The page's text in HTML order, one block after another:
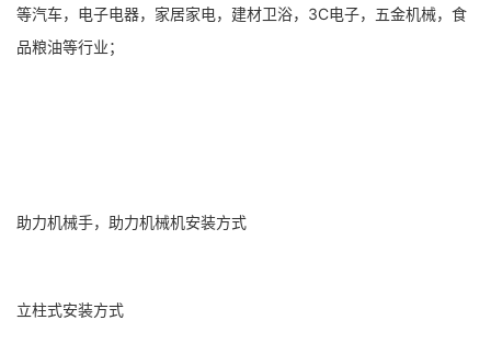
等汽车，电子电器，家居家电，建材卫浴，3C电子，五金机械，食
品粮油等行业；
助力机械手，助力机械机安装方式
立柱式安装方式